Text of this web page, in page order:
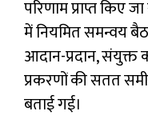
परिणाम प्राप्त किए
में नियमित समन्वय
आदान-प्रदान, संयुक्त
प्रकरणों की सतत
बताई गई।